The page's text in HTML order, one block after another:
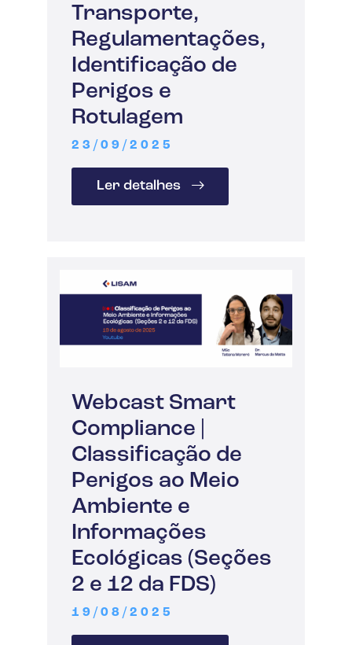
Transporte,
Regulamentações,
Identificação de
Perigos e
Rotulagem
23/09/2025
Ler detalhes
Webcast Smart
Compliance |
Classificação de
Perigos ao Meio
Ambiente e
Informações
Ecológicas (Seções
2 e 12 da FDS)
19/08/2025